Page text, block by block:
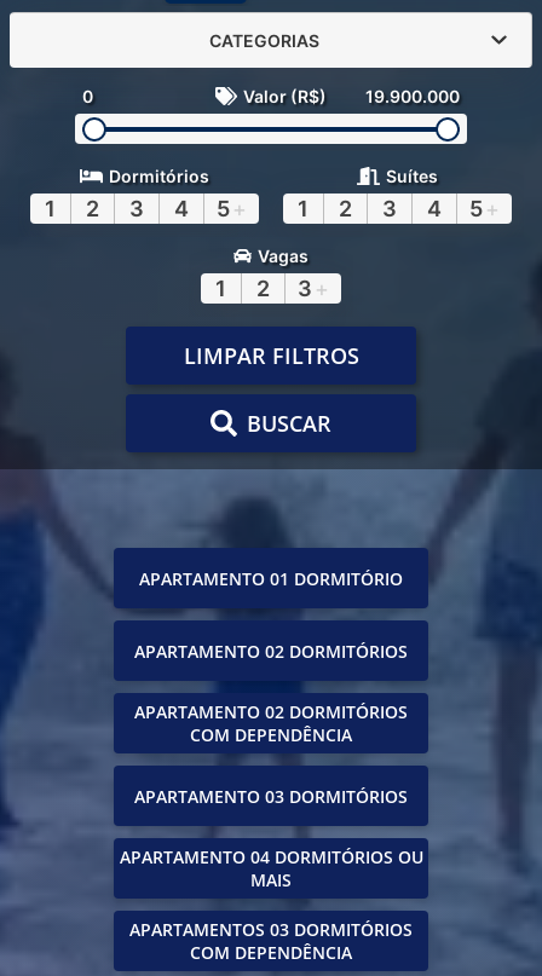
CATEGORIAS
0 Valor (R$) 19.900.000
Dormitórios
1 2 3 4 5+
Suítes
1 2 3 4 5+
Vagas
1 2 3 +
LIMPAR FILTROS
BUSCAR
APARTAMENTO 01 DORMITÓRIO
APARTAMENTO 02 DORMITÓRIOS
APARTAMENTO 02 DORMITÓRIOS
COM DEPENDÊNCIA
APARTAMENTO 03 DORMITÓRIOS
APARTAMENTO 04 DORMITÓRIOS OU
MAIS
APARTAMENTOS 03 DORMITÓRIOS
COM DEPENDÊNCIA